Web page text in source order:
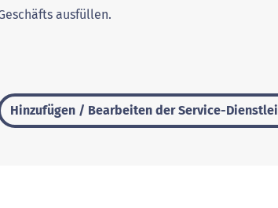
ausfüllen.
Hinzufügen / Bearbeiten der Service-